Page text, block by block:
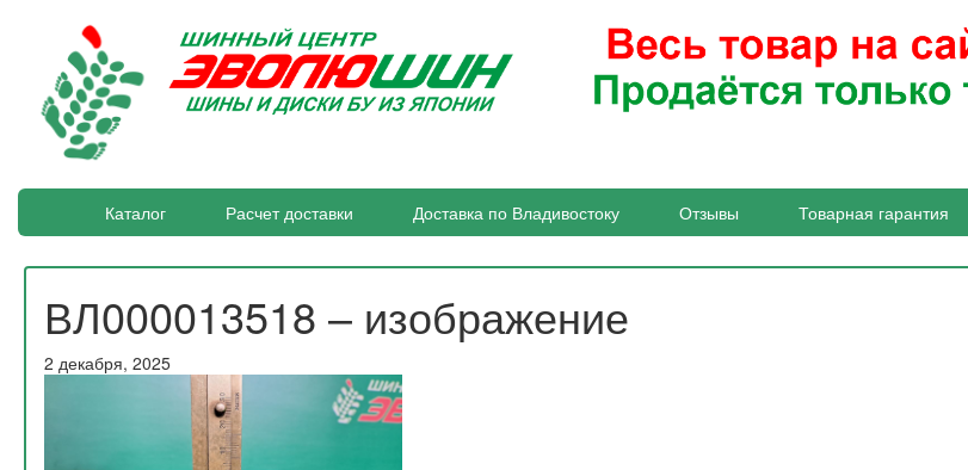
Каталог Расчет доставки Доставка по Владивостоку Отзывы Товарная гарантия
ВЛ000013518 – изображение
2 декабря, 2025